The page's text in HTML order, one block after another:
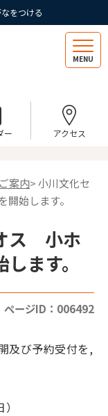
をつける
MENU
ー アクセス
案内> 小川文化セ
始します。
ス 小ホ
ます。
ページID：006492
及び予約受付を,